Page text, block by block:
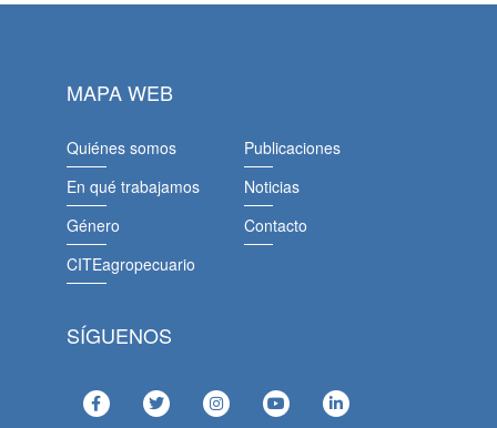
MAPA WEB
Quiénes somos
En qué trabajamos
Género
CITEagropecuario
Publicaciones
Noticias
Contacto
SÍGUENOS